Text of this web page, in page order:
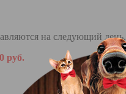
на следующий день.
руб.